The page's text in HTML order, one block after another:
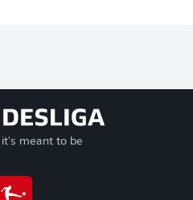
it's meant to be